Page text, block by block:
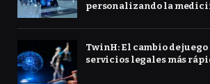
personalizando la
TwinH: El cambio de
servicios legales más